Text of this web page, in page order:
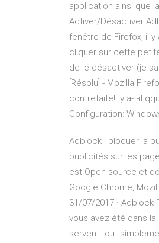
application ainsi que
Activer/Désactiver
fenêtre de Firefox, il
cliquer sur cette
de le désactiver (je
[Résolu] - Mozilla
contrefaite!. y a-t-il
Configuration:
Adblock : bloquer la
publicités sur les
est Open source et
Google Chrome,
31/07/2017 ·
vous avez été dans
servent tout